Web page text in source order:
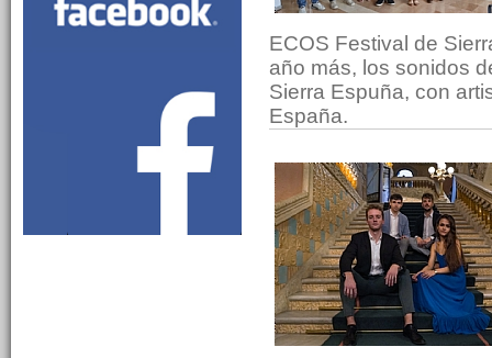
ECOS Festival de
año más, los sonidos
Sierra Espuña, con
España.